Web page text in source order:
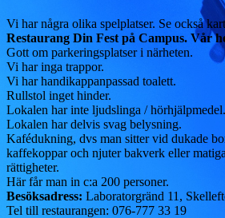
Vi har några olika spelplatser. Se också
Restaurang Din Fest på Campus. Vår
Gott om parkeringsplatser i närheten.
Vi har inga trappor.
Vi har handikappanpassad toalett.
Rullstol inget hinder.
Lokalen har inte ljudslinga / hörhjälpmedel.
Lokalen har delvis svag belysning.
Kafédukning, dvs man sitter vid dukade
kaffekoppar och njuter bakverk eller
rättigheter.
Här får man in c:a 200 personer.
Besöksadress: Laboratorgränd 11,
Tel till restaurangen: 076-777 33 19